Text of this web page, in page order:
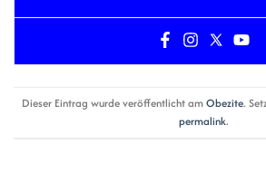
Dieser Eintrag wurde veröffentlicht amObezite.
permalink.